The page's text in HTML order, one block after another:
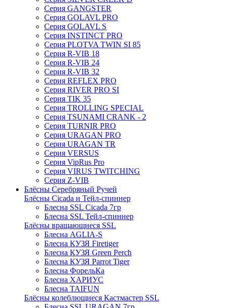
Серия GANGSTER
Серия GOLAVL PRO
Серия GOLAVL S
Серия INSTINCT PRO
Серия PLOTVA TWIN SI 85
Серия R-VIB 18
Серия R-VIB 24
Серия R-VIB 32
Серия REFLEX PRO
Серия RIVER PRO SI
Серия TIK 35
Серия TROLLING SPECIAL
Серия TSUNAMI CRANK - 2
Серия TURNIR PRO
Серия URAGAN PRO
Серия URAGAN TR
Серия VERSUS
Серия VipRus Pro
Серия VIRUS TWITCHING
Серия Z-VIB
Блёсны Серебряный Ручей
Блёсны Cicada и Тейл-спиннер
Блесна SSL Cicada 7гр
Блесна SSL Тейл-спиннер
Блёсны вращающиеся SSL
Блесна AGLIA-S
Блесна КУЗЯ Firetiger
Блесна КУЗЯ Green Perch
Блесна КУЗЯ Parrot Tiger
Блесна ФорельКа
Блесна ХАРИУС
Блесна TAIFUN
Блёсны колеблющиеся Кастмастер SSL